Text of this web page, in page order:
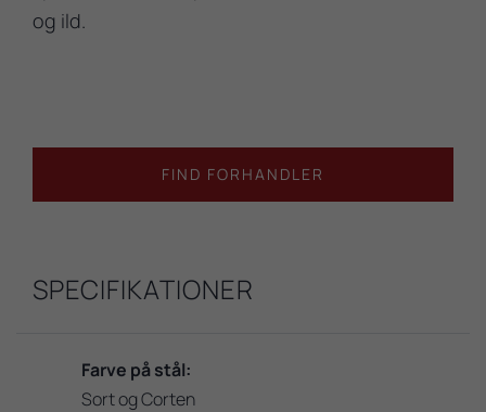
og ild.
FIND FORHANDLER
SPECIFIKATIONER
Farve på stål:
Sort og Corten